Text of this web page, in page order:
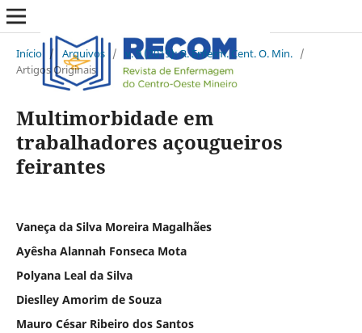
Início / Arquivos / v. 9 (2019): R. Enferm. Cent. O. Min. /
Artigos Originais
Multimorbidade em
trabalhadores açougueiros
feirantes
Vaneça da Silva Moreira Magalhães
Ayêsha Alannah Fonseca Mota
Polyana Leal da Silva
Dieslley Amorim de Souza
Mauro César Ribeiro dos Santos